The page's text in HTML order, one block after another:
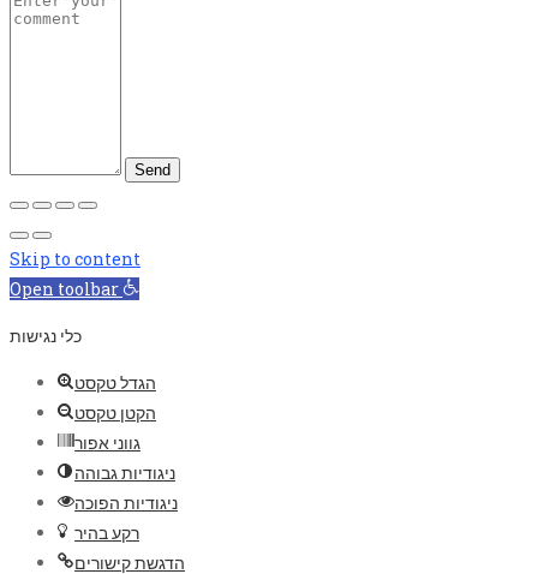
Skip to content
Open toolbar
כלי נגישות
הגדל טקסט
הקטן טקסט
גווני אפור
ניגודיות גבוהה
ניגודיות הפוכה
רקע בהיר
הדגשת קישורים